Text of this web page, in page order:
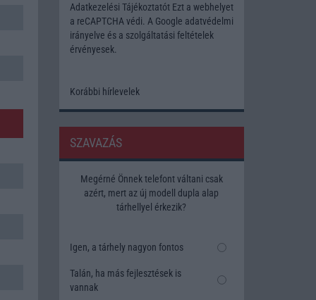
Adatkezelési TájékoztatótEzt a webhelyet
a reCAPTCHA védi. A Google adatvédelmi
irányelve és a szolgáltatási feltételek
érvényesek.
Korábbi hírlevelek
SZAVAZÁS
Megérné Önnek telefont váltani csak
azért, mert az új modell dupla alap
tárhellyel érkezik?
Igen, a tárhely nagyon fontos
Talán, ha más fejlesztések is
vannak